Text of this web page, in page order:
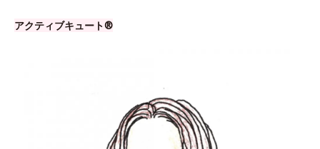
アクティブキュート®